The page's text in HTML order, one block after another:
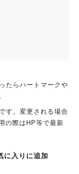
たらハートマークや
す。変更される場合
の際はHP等で最新
に入りに追加